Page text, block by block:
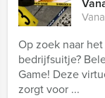
Op zoek naar
bedrijfsuitje?
Game! Deze
zorgt voor ...